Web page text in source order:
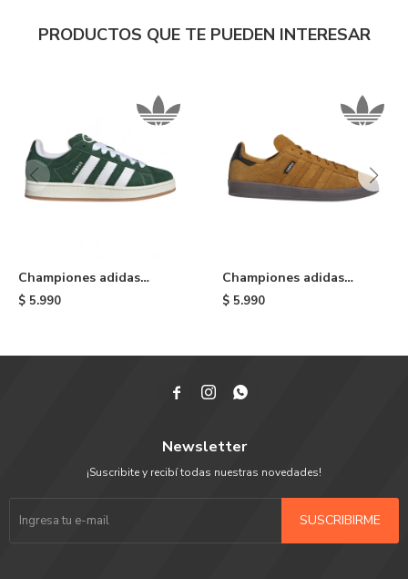
PRODUCTOS QUE TE PUEDEN INTERESAR
Championes adidas
Campus 00s - Green
$ 5.990
Championes adidas
Campus ADV - Brown
$ 5.990
  
Newsletter
¡Suscribite y recibí todas nuestras novedades!
SUSCRIBIRME